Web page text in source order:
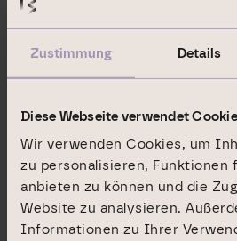
Zustimmung Details
Diese Webseite verwendet
Wir verwenden Cookies, um
zu personalisieren, Funktionen
anbieten zu können und die
Website zu analysieren.
Informationen zu Ihrer
2.Herkunft der
Abs. 1 Satz 4 WpHG)
erfolgte aus Eigenmitteln.
Frankfurt am Main, im Juli
DIC Asset AG
Der Vorstand